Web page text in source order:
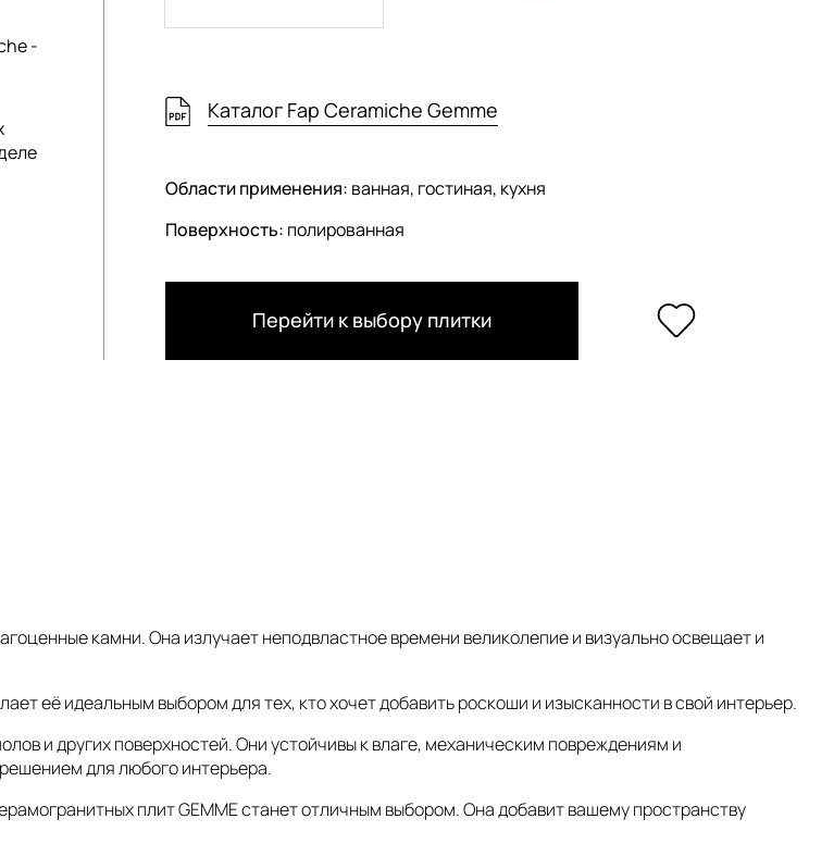
-
Каталог Fap Ceramiche Gemme
Области применения: ванная, гостиная, кухня
Поверхность: полированная
Перейти к выбору плитки
камни. Она излучает неподвластное времени великолепие и визуально освещает и
её идеальным выбором для тех, кто хочет добавить роскоши и изысканности в свой интерьер.
и других поверхностей. Они устойчивы к влаге, механическим повреждениям и
для любого интерьера.
плит GEMME станет отличным выбором. Она добавит вашему пространству